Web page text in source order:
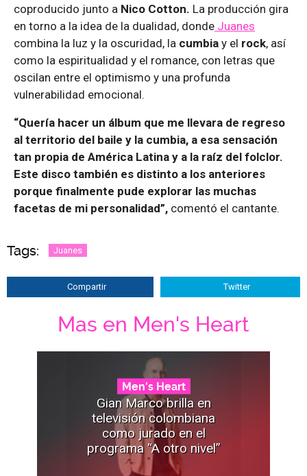
coproducido junto a Nico Cotton. La producción gira
en torno a la idea de la dualidad, donde Juanes
combina la luz y la oscuridad, la cumbia y el rock, así
como la espiritualidad y el romance, con letras que
oscilan entre el optimismo y una profunda
vulnerabilidad emocional.
“Quería hacer un álbum que me llevara de regreso
al territorio del baile y la cumbia, a esa sensación
tan propia de América Latina y a la raíz del folclor.
Este disco también es distinto a los anteriores
porque finalmente pude explorar las muchas
facetas de mi personalidad”, comentó el cantante.
Tags: Juanes
Compartir Twitter
Mas en Men's Heart
Men's Heart
Gian Marco brilla en
televisión colombiana
como jurado en el
programa “A otro nivel”